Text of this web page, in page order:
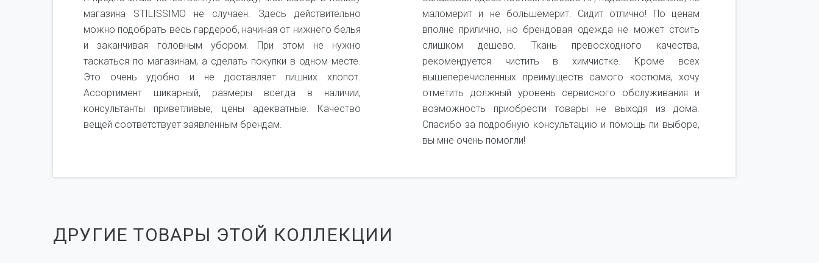
магазина STILISSIMO не случаен. Здесь действительно
можно подобрать весь гардероб, начиная от нижнего белья
и заканчивая головным убором. При этом не нужно
таскаться по магазинам, а сделать покупки в одном месте.
Это очень удобно и не доставляет лишних хлопот.
Ассортимент шикарный, размеры всегда в наличии,
консультанты приветливые, цены адекватные. Качество
вещей соответствует заявленным брендам.
маломерит и не большемерит. Сидит отлично! По ценам
вполне прилично, но брендовая одежда не может стоить
слишком дешево. Ткань превосходного качества,
рекомендуется чистить в химчистке. Кроме всех
вышеперечисленных преимуществ самого костюма, хочу
отметить должный уровень сервисного обслуживания и
возможность приобрести товары не выходя из дома.
Спасибо за подробную консультацию и помощь пи выборе,
вы мне очень помогли!
ДРУГИЕ ТОВАРЫ ЭТОЙ КОЛЛЕКЦИИ